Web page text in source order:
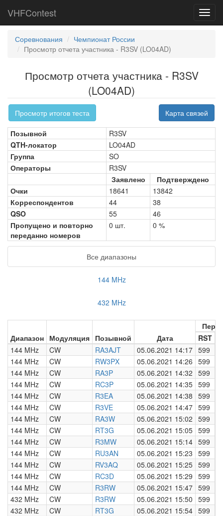
VHFContest
Соревнования
Чемпионат России
Просмотр отчета участника - R3SV (LO04AD)
Просмотр отчета участника - R3SV
(LO04AD)
Просмотр итогов теста Карта связей
Позывной
R3SV
QTH-локатор
LO04AD
Группа
SO
Операторы
R3SV
Заявлено
Подтверждено
Очки
18641
13842
Корреспондентов
44
38
QSO
55
46
Пропущено и повторно
переданно номеров
0 шт. 0 %
Все диапазоны
144 MHz
432 MHz
Диапазон Модуляция Позывной Дата
RST
144 MHz
CW RA3AJT 05.06.2021 14:17 599
144 MHz
CW RW3PX 05.06.2021 14:26 599
144 MHz
CW RA3P 05.06.2021 14:32 599
144 MHz
CW RC3P 05.06.2021 14:35 599
144 MHz
CW R3EA 05.06.2021 14:38 599
144 MHz
CW R3VE 05.06.2021 14:47 599
144 MHz
CW RA3W 05.06.2021 15:02 599
144 MHz
CW RT3G 05.06.2021 15:05 599
144 MHz
CW R3MW 05.06.2021 15:14 599
144 MHz
CW RU3AN 05.06.2021 15:23 599
144 MHz
CW RV3AQ 05.06.2021 15:25 599
144 MHz
CW RC3D 05.06.2021 15:29 599
144 MHz
CW R3RW 05.06.2021 15:47 599
432 MHz
CW R3RW 05.06.2021 15:50 599
432 MHz
CW RT3G 05.06.2021 15:54 599